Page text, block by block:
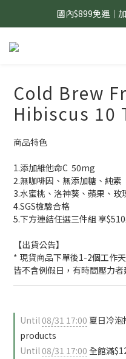
國內$899免運｜
國內$899免運｜
訂單滿$1,200｜
Cold Brew
Hibiscus 10
商品特色
1.添加維他命C  50mg
2.無咖啡因、無添加糖、純素
3.水蜜桃、洛神葵、蘋果、
4.SGS檢驗合格
5.下方連結任選三件組 享
【出貨公告】
* 現貨商品下單後1-2個工作
皆不含例假日，有時間壓力
Until08/31 17:00 夏日冷
products
Until08/31 17:00 全館滿